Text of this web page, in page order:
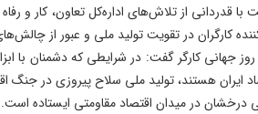
قدردانی از تلاش‌های اداره‌کل تعاون، کار و
کارگران در تقویت تولید ملی و عبور از
جهانی کارگر گفت: در شرایطی که دشمنان با
ایران هستند، تولید ملی سلاح پیروزی در جنگ
درخشان در میدان اقتصاد مقاومتی ایستاده است.